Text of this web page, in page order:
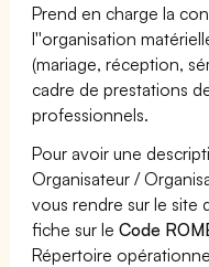
Prend en charge la
l''organisation
(mariage, réception,
cadre de prestations
professionnels.
Pour avoir une
Organisateur /
vous rendre sur le site
fiche sur leCode
Répertoire